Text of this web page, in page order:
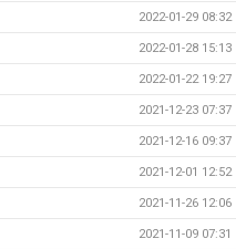
2022-01-29 08:32
2022-01-28 15:13
2022-01-22 19:27
2021-12-23 07:37
2021-12-16 09:37
2021-12-01 12:52
2021-11-26 12:06
2021-11-09 07:31